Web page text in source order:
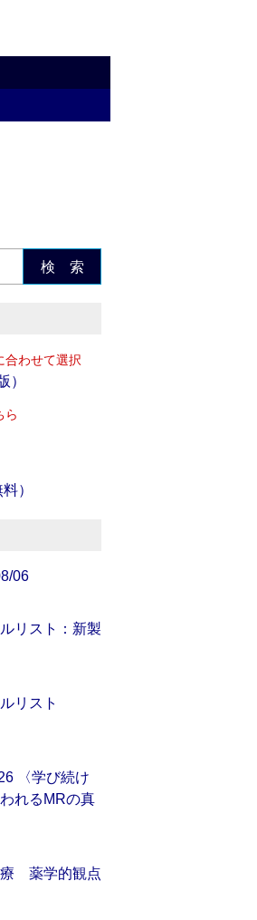
検 索
合わせて選択
）
ら
）
06
リスト：新製
ルリスト
〈学び続け
れるMRの真
療 薬学的観点